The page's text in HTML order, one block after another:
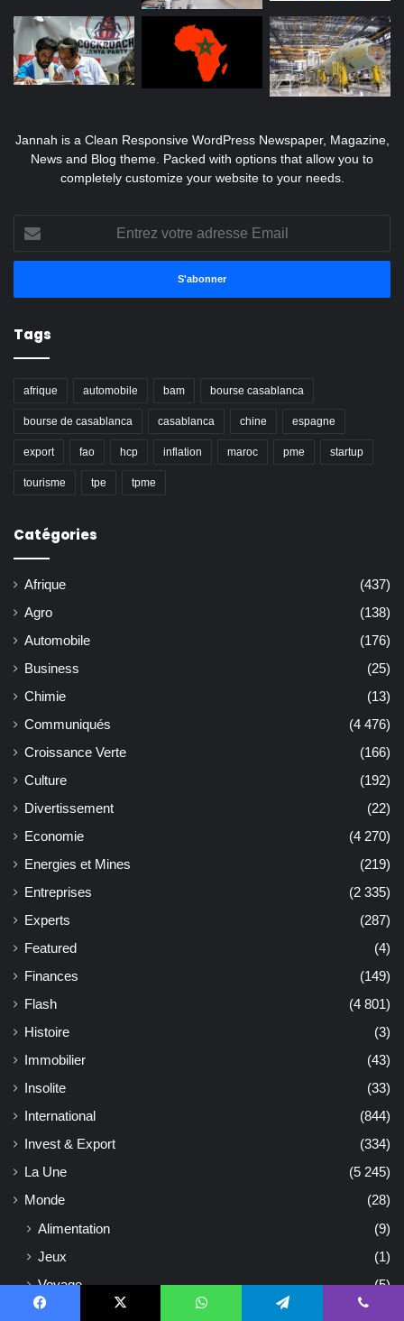
Jannah is a Clean Responsive WordPress Newspaper, Magazine,
News and Blog theme. Packed with options that allow you to
completely customize your website to your needs.
votre
adresse
Tags
afrique automobile bam bourse casablanca
bourse de casablanca casablanca chine espagne
export fao hcp inflation maroc pme startup
tourisme tpe tpme
Catégories
Afrique
(437)
Agro
(138)
Automobile
(176)
Business
(25)
Chimie
(13)
Communiqués
(4 476)
Croissance Verte
(166)
Culture
(192)
Divertissement
(22)
Economie
(4 270)
Energies et Mines
(219)
Entreprises
(2 335)
Experts
(287)
Featured
(4)
Finances
(149)
Flash
(4 801)
Histoire
(3)
Immobilier
(43)
Insolite
(33)
International
(844)
Invest & Export
(334)
La Une
(5 245)
Monde
(28)
Alimentation
(9)
Jeux
(1)
Voyage
(5)
Non classé (127)